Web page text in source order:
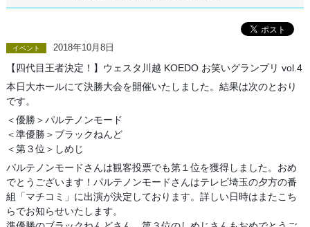
イベント 2018年10月8日
【四代目王者決定！】ウェスタ川越 KOEDO お笑いグランプリ vol.4
本日大ホールにて決勝大会を開催いたしました。結果は次のとおり
です。
＜優勝＞パルテノンモード
＜準優勝＞ブラックねんど
＜第３位＞しめじ
パルテノンモードさんは観客投票でも第１位を獲得しました。おめ
でとうございます！パルテノンモードさんはテレビ埼玉の夕方の番
組「マチコミ」に出演が決定しております。詳しい日時はまたこち
らでお知らせいたします。